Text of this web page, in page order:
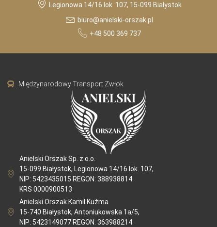
Legionowa 14/16 lok. 107, 15-099 Białystok
biuro@anielski-orszak.pl
+48 500 369 737
Międzynarodowy Transport Zwłok
Anielski Orszak Sp. z o.o.
15-099 Białystok, Legionowa 14/16 lok. 107,
NIP: 5423435015 REGON: 388938814
KRS 0000900513
Anielski Orszak Kamil Kuźma
15-740 Białystok, Antoniukowska 1a/5,
NIP: 5423149077 REGON: 363988214